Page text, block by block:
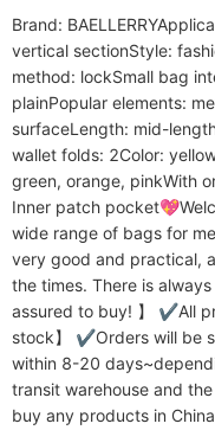
Brand:
vertical sectionStyle:
method: lockSmall bag
plainPopular elements:
surfaceLength: mid-
wallet folds: 2Color:
green, orange, pinkWith
Inner patch
wide range of bags for
very good and practical,
the times. There is
assured to buy! 】 ✔All
stock】 ✔Orders will be
within 8-20
transit warehouse and
buy any products in